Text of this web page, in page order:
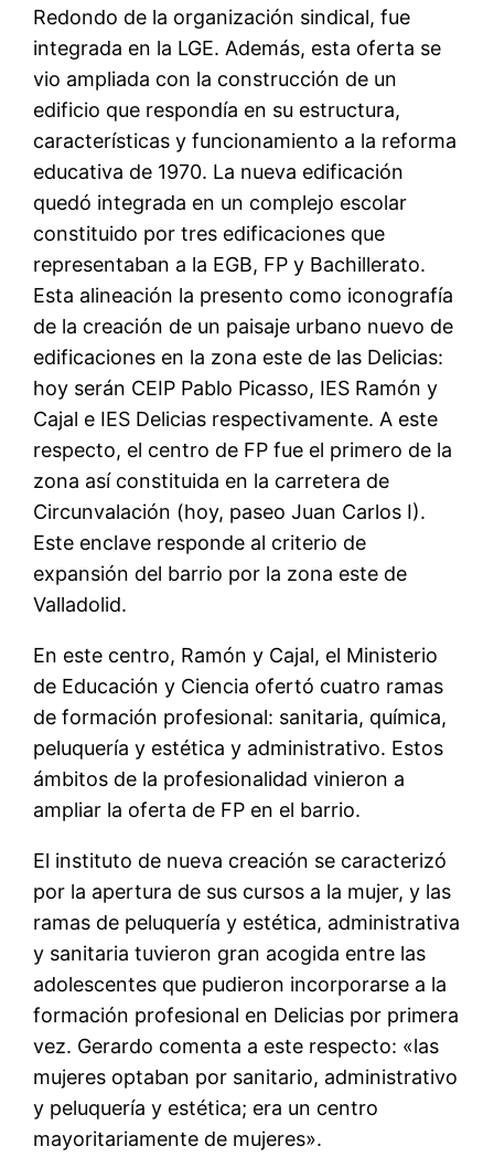
Redondo de la organización sindical, fue
integrada en la LGE. Además, esta oferta se
vio ampliada con la construcción de un
edificio que respondía en su estructura,
características y funcionamiento a la reforma
educativa de 1970. La nueva edificación
quedó integrada en un complejo escolar
constituido por tres edificaciones que
representaban a la EGB, FP y Bachillerato.
Esta alineación la presento como iconografía
de la creación de un paisaje urbano nuevo de
edificaciones en la zona este de las Delicias:
hoy serán CEIP Pablo Picasso, IES Ramón y
Cajal e IES Delicias respectivamente. A este
respecto, el centro de FP fue el primero de la
zona así constituida en la carretera de
Circunvalación (hoy, paseo Juan Carlos I).
Este enclave responde al criterio de
expansión del barrio por la zona este de
Valladolid.
En este centro, Ramón y Cajal, el Ministerio
de Educación y Ciencia ofertó cuatro ramas
de formación profesional: sanitaria, química,
peluquería y estética y administrativo. Estos
ámbitos de la profesionalidad vinieron a
ampliar la oferta de FP en el barrio.
El instituto de nueva creación se caracterizó
por la apertura de sus cursos a la mujer, y las
ramas de peluquería y estética, administrativa
y sanitaria tuvieron gran acogida entre las
adolescentes que pudieron incorporarse a la
formación profesional en Delicias por primera
vez. Gerardo comenta a este respecto: «las
mujeres optaban por sanitario, administrativo
y peluquería y estética; era un centro
mayoritariamente de mujeres».